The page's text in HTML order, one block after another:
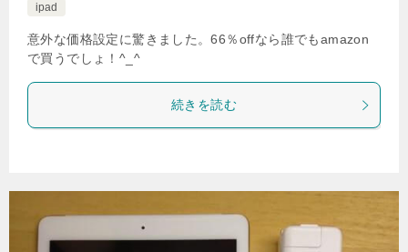
ipad
意外な価格設定に驚きました。66％offなら誰でもamazon
で買うでしょ！^_^
続きを読む